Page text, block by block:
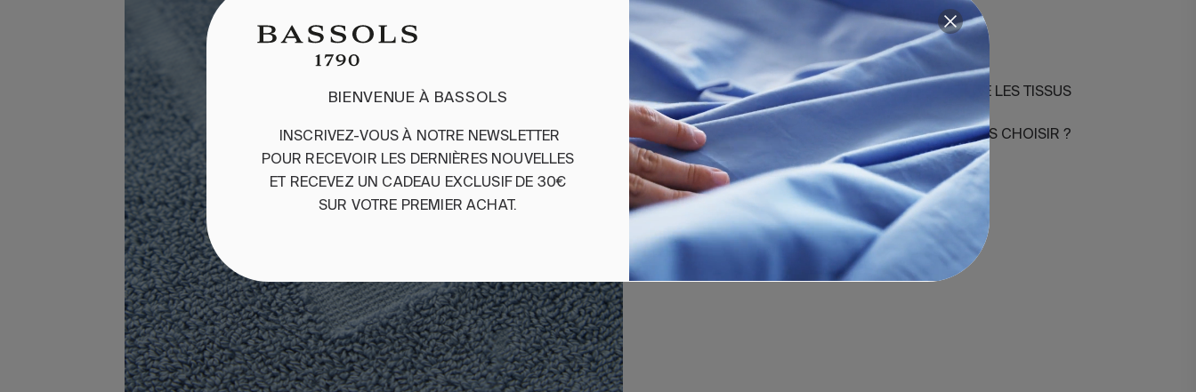
Réf. 8422636958784-agrupado
DIFFÉRENCES ENTRE LES TISSUS
COMBIEN DE FILS CHOISIR ?
BIENVENUE À BASSOLS
INSCRIVEZ-VOUS À NOTRE NEWSLETTER
POUR RECEVOIR LES DERNIÈRES NOUVELLES
ET
RECEVEZ UN CADEAU EXCLUSIFDE 30€
SUR VOTRE PREMIER ACHAT .